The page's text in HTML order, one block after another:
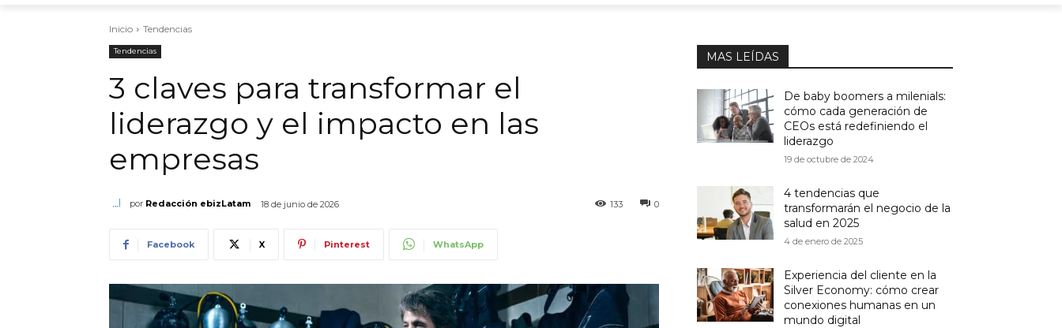
Inicio Tendencias
Tendencias
3 claves para transformar el
liderazgo y el impacto en las
empresas
por Redacción ebizLatam 18 de junio de 2026 0
133
Facebook X Pinterest WhatsApp
MAS LEÍDAS
De baby boomers a milenials:
cómo cada generación de
CEOs está redefiniendo el
liderazgo
19 de octubre de 2024
4 tendencias que
transformarán el negocio de la
salud en 2025
4 de enero de 2025
Experiencia del cliente en la
Silver Economy: cómo crear
conexiones humanas en un
mundo digital